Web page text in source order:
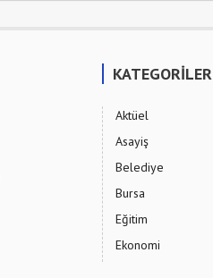
KATEGORİLER
Aktüel
Asayiş
Belediye
Bursa
Eğitim
Ekonomi